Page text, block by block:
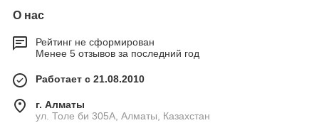
О нас
Рейтинг не сформирован
Менее 5 отзывов за последний год
Работает с 21.08.2010
г. Алматы
ул. Толе би 305А, Алматы, Казахстан